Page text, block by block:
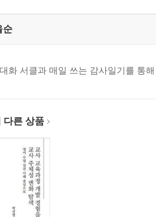
연결하는 공동체 Ice break _84
한 공동체의 가치 _86
서로에게 이야기를 할 때 _92
주사위 게임 _96
엿보기 _98
품일까? _100
10가지 약속 _102
전 성찰지 _104
초대하기 _106
명료화하기 _108
순
화 서클과 매일 쓰는 감사일기를 통
다른 상품